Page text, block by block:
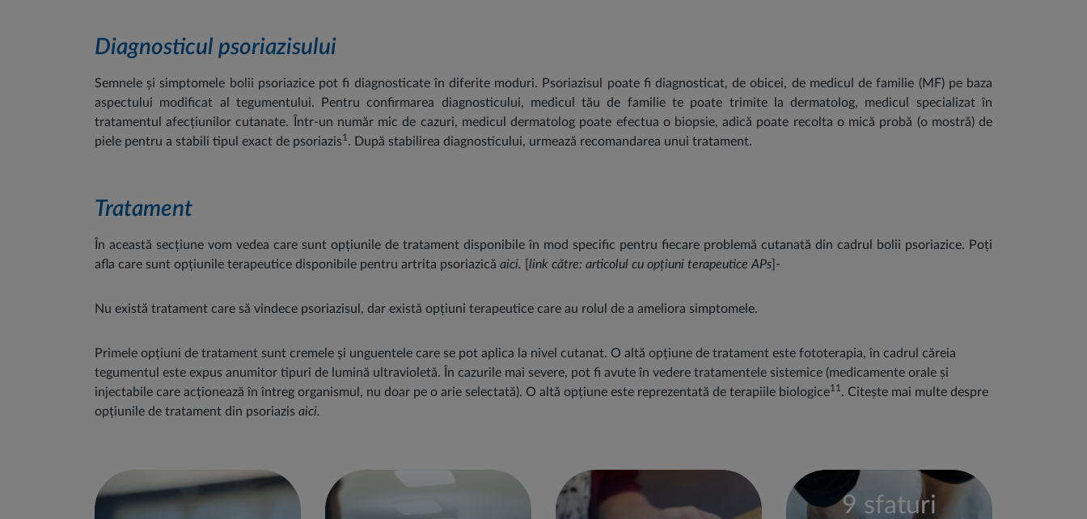
Diagnosticul psoriazisului
Semnele și simptomele bolii psoriazice pot fi diagnosticate în diferite moduri. Psoriazisul poate fi diagnosticat, de obicei, de medicul de familie (MF) pe baza
aspectului modificat al tegumentului. Pentru confirmarea diagnosticului, medicul tău de familie te poate trimite la dermatolog, medicul specializat în
tratamentul afecțiunilor cutanate. Într-un număr mic de cazuri, medicul dermatolog poate efectua o biopsie, adică poate recolta o mică probă (o mostră) de
piele pentru a stabili tipul exact de psoriazis1 . După stabilirea diagnosticului, urmează recomandarea unui tratament.
Tratament
În această secțiune vom vedea care sunt opțiunile de tratament disponibile în mod specific pentru fiecare problemă cutanată din cadrul bolii psoriazice. Poți
afla care sunt opțiunile terapeutice disponibile pentru artrita psoriazică aici. link către: articolul cu opțiuni terapeutice APs ]-
Nu există tratament care să vindece psoriazisul, dar există opțiuni terapeutice care au rolul de a ameliora simptomele.
Primele opțiuni de tratament sunt cremele și unguentele care se pot aplica la nivel cutanat. O altă opțiune de tratament este fototerapia, în cadrul căreia
tegumentul este expus anumitor tipuri de lumină ultravioletă. În cazurile mai severe, pot fi avute în vedere tratamentele sistemice (medicamente orale și
injectabile care acționează în întreg organismul, nu doar pe o arie selectată). O altă opțiune este reprezentată de terapiile biologice11 . Citește mai multe despre
opțiunile de tratament din psoriazis aici.
9 sfaturi